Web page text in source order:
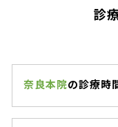
診
奈良本院の診療時